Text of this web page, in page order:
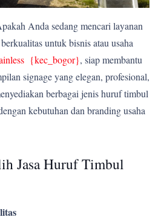
Anda sedang mencari layanan
untuk bisnis atau usaha
{kec_bogor}, siap membantu
signage yang elegan, profesional,
berbagai jenis huruf timbul
kebutuhan dan branding usaha
Jasa Huruf Timbul